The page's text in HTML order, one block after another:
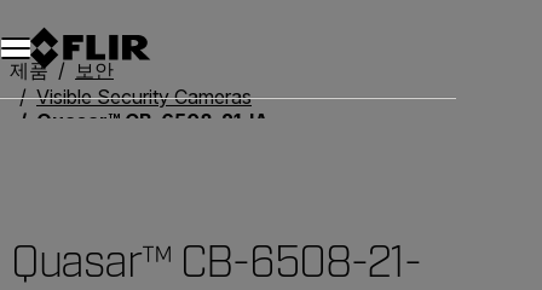
제품
보안
Visible Security Cameras
Quasar™ CB-6508-21-IA
Quasar™ CB-6508-21-